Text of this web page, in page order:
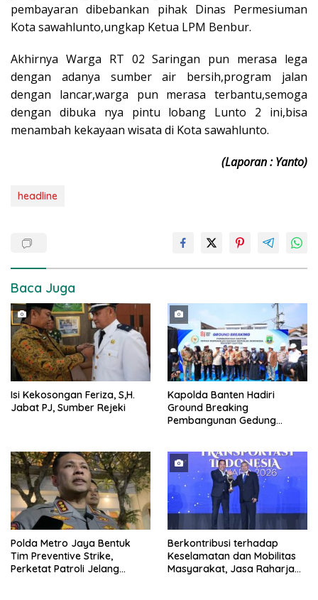
pembayaran dibebankan pihak Dinas Permesiuman
Kota sawahlunto,ungkap Ketua LPM Benbur.
Akhirnya Warga RT 02 Saringan pun merasa lega
dengan adanya sumber air bersih,program jalan
dengan lancar,warga pun merasa terbantu,semoga
dengan dibuka nya pintu lobang Lunto 2 ini,bisa
menambah kekayaan wisata di Kota sawahlunto.
(Laporan : Yanto)
headline
Baca Juga
Isi Kekosongan Feriza, S,H.
Jabat PJ, Sumber Rejeki
Kapolda Banten Hadiri
Ground Breaking
Pembangunan Gedung
Polda Metro Jaya Bentuk
Tim Preventive Strike,
Perketat Patroli Jelang
Berkontribusi terhadap
Keselamatan dan Mobilitas
Masyarakat, Jasa Raharja